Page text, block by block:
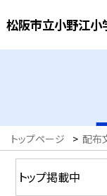
松阪市立小野江小
トップページ > 配布